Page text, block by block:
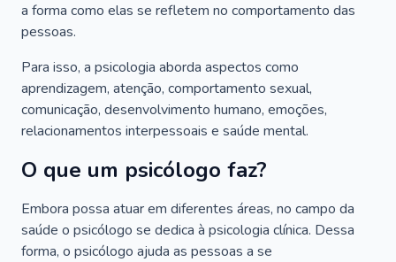
a forma como elas se refletem no comportamento das
pessoas.
Para isso, a psicologia aborda aspectos como
aprendizagem, atenção, comportamento sexual,
comunicação, desenvolvimento humano, emoções,
relacionamentos interpessoais e saúde mental.
O que um psicólogo faz?
Embora possa atuar em diferentes áreas, no campo da
saúde o psicólogo se dedica à psicologia clínica. Dessa
forma, o psicólogo ajuda as pessoas a se